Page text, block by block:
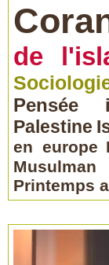
de
Pensée
Palestine
en europe
Musulman
Printemps